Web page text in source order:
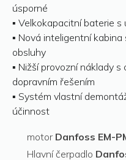
úsporné
▪ Velkokapacitní baterie
▪ Nová inteligentní
obsluhy
▪ Nižší provozní náklady
dopravním řešením
▪ Systém vlastní
účinnost
motor Danfoss EM-
Hlavní čerpadlo